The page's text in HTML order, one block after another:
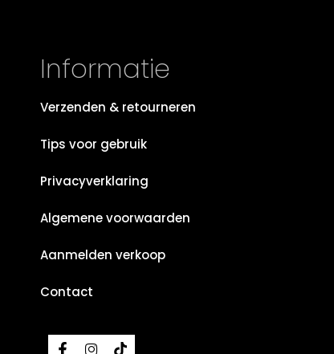
Informatie
Verzenden & retourneren
Tips voor gebruik
Privacyverklaring
Algemene voorwaarden
Aanmelden verkoop
Contact